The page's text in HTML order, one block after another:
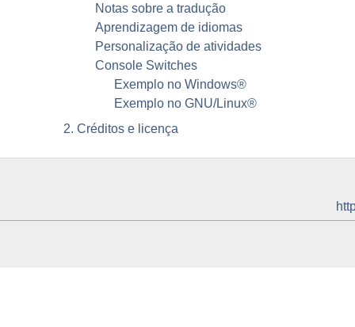
Notas sobre a tradução
Aprendizagem de idiomas
Personalização de atividades
Console Switches
Exemplo no Windows®
Exemplo no GNU/Linux®
2. Créditos e licença